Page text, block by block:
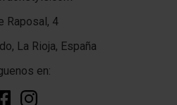
Raposal, 4
La Rioja, España
en: